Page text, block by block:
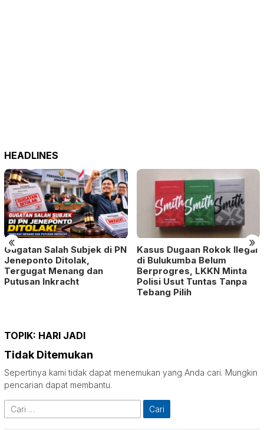
HEADLINES
« »
Gugatan Salah Subjek di PN
Jeneponto Ditolak,
Tergugat Menang dan
Putusan Inkracht
Kasus Dugaan Rokok Ilegal
di Bulukumba Belum
Berprogres, LKKN Minta
Polisi Usut Tuntas Tanpa
Tebang Pilih
TOPIK: HARI JADI
Tidak Ditemukan
Sepertinya kami tidak dapat menemukan yang Anda cari. Mungkin
pencarian dapat membantu.
Cari
untuk: